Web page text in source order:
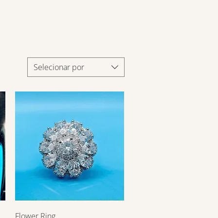
Selecionar por
Visualização rápida